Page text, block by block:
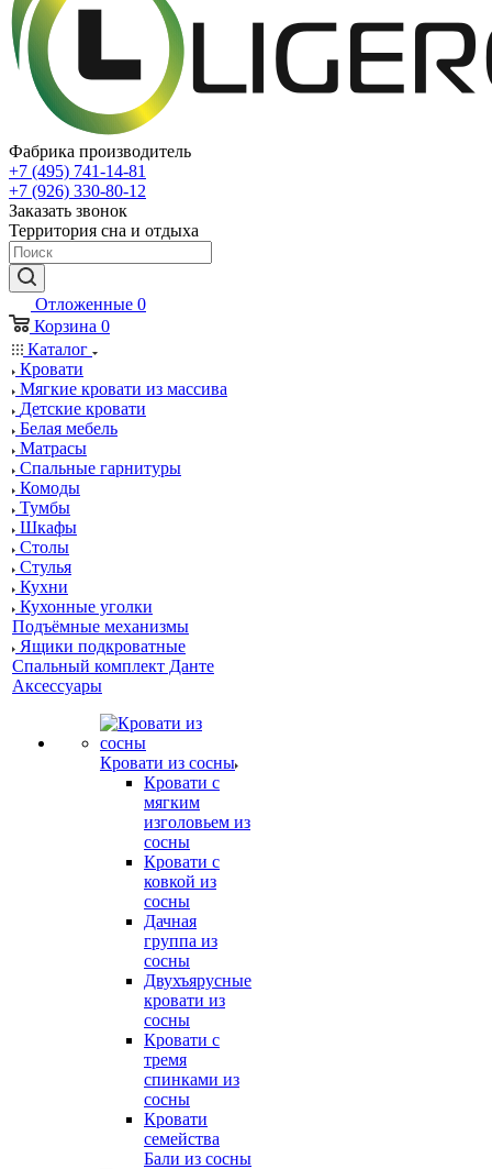
Фабрика производитель
+7 (495) 741-14-81
+7 (926) 330-80-12
Заказать звонок
Территория сна и отдыха
Отложенные 0
Корзина 0
Каталог
Кровати
Мягкие кровати из массива
Детские кровати
Белая мебель
Матрасы
Спальные гарнитуры
Комоды
Тумбы
Шкафы
Столы
Стулья
Кухни
Кухонные уголки
Подъёмные механизмы
Ящики подкроватные
Спальный комплект Данте
Аксессуары
Кровати из сосны
Кровати с
мягким
изголовьем из
сосны
Кровати с
ковкой из
сосны
Дачная
группа из
сосны
Двухъярусные
кровати из
сосны
Кровати с
тремя
спинками из
сосны
Кровати
семейства
Бали из сосны